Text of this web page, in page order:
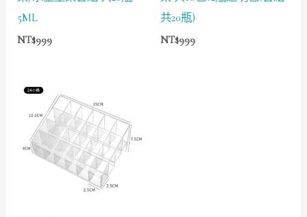
5ML
NT$999
共20瓶)
NT$999